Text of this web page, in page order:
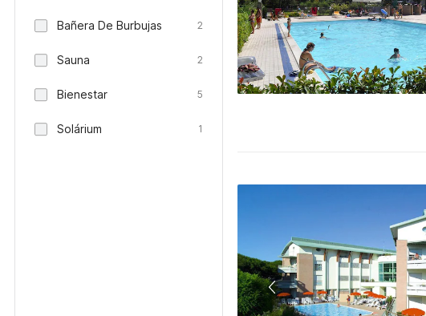
Bañera De Burbujas 2
Sauna 2
Bienestar 5
Solárium 1